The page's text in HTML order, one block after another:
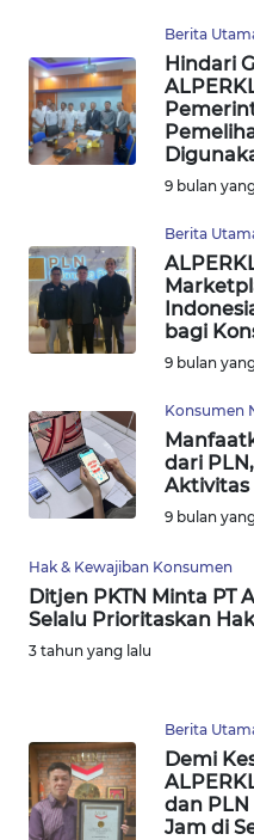
Berita
Hindari
9 bulan
Berita
bagi
9 bulan
Konsumen
dari
Aktivitas
9 bulan
Hak & Kewajiban Konsumen
Ditjen PKTN Minta PT
Selalu Prioritaskan
3 tahun yang lalu
Berita
Demi
dan
Jam di
WN
LANGKAT
WN
WN
TANJUNG
LESUNG
KARO
WN
SIMALUNGUN
WN
LABUHANBATU
WN
WN DELI
SERDANG